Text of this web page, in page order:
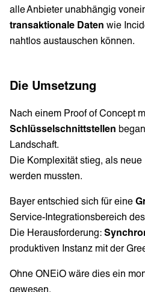
alle Anbieter unabhängig
transaktionale Daten wie
nahtlos austauschen können.
Die Umsetzung
Nach einem Proof of Concept
Schlüsselschnittstellen
Landschaft.
Die Komplexität stieg, als
werden mussten.
Bayer entschied sich für eine
Service-Integrationsbereich
Die Herausforderung:
produktiven Instanz mit der
Ohne ONEiO wäre dies ein
gewesen.